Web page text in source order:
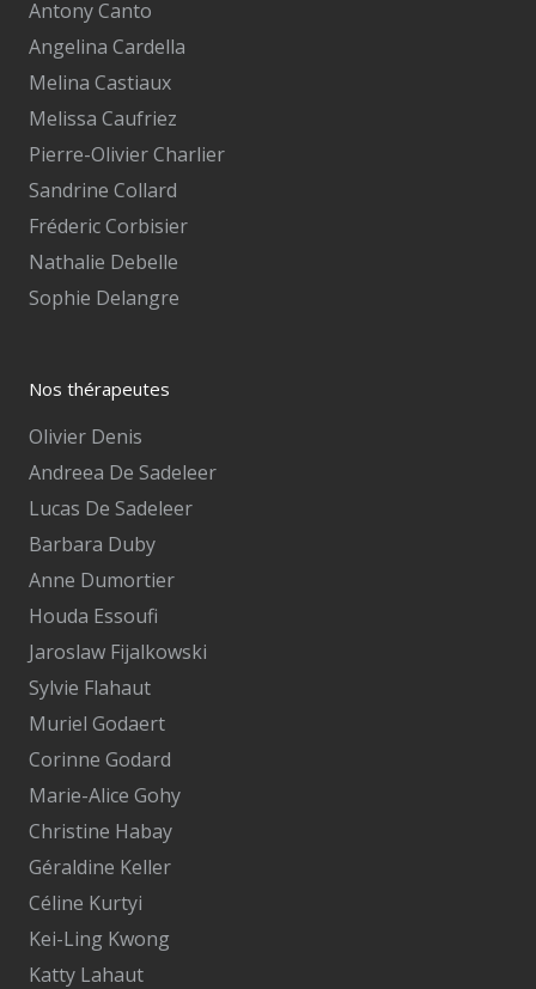
Antony Canto
Angelina Cardella
Melina Castiaux
Melissa Caufriez
Pierre-Olivier Charlier
Sandrine Collard
Fréderic Corbisier
Nathalie Debelle
Sophie Delangre
Nos thérapeutes
Olivier Denis
Andreea De Sadeleer
Lucas De Sadeleer
Barbara Duby
Anne Dumortier
Houda Essoufi
Jaroslaw Fijalkowski
Sylvie Flahaut
Muriel Godaert
Corinne Godard
Marie-Alice Gohy
Christine Habay
Géraldine Keller
Céline Kurtyi
Kei-Ling Kwong
Katty Lahaut